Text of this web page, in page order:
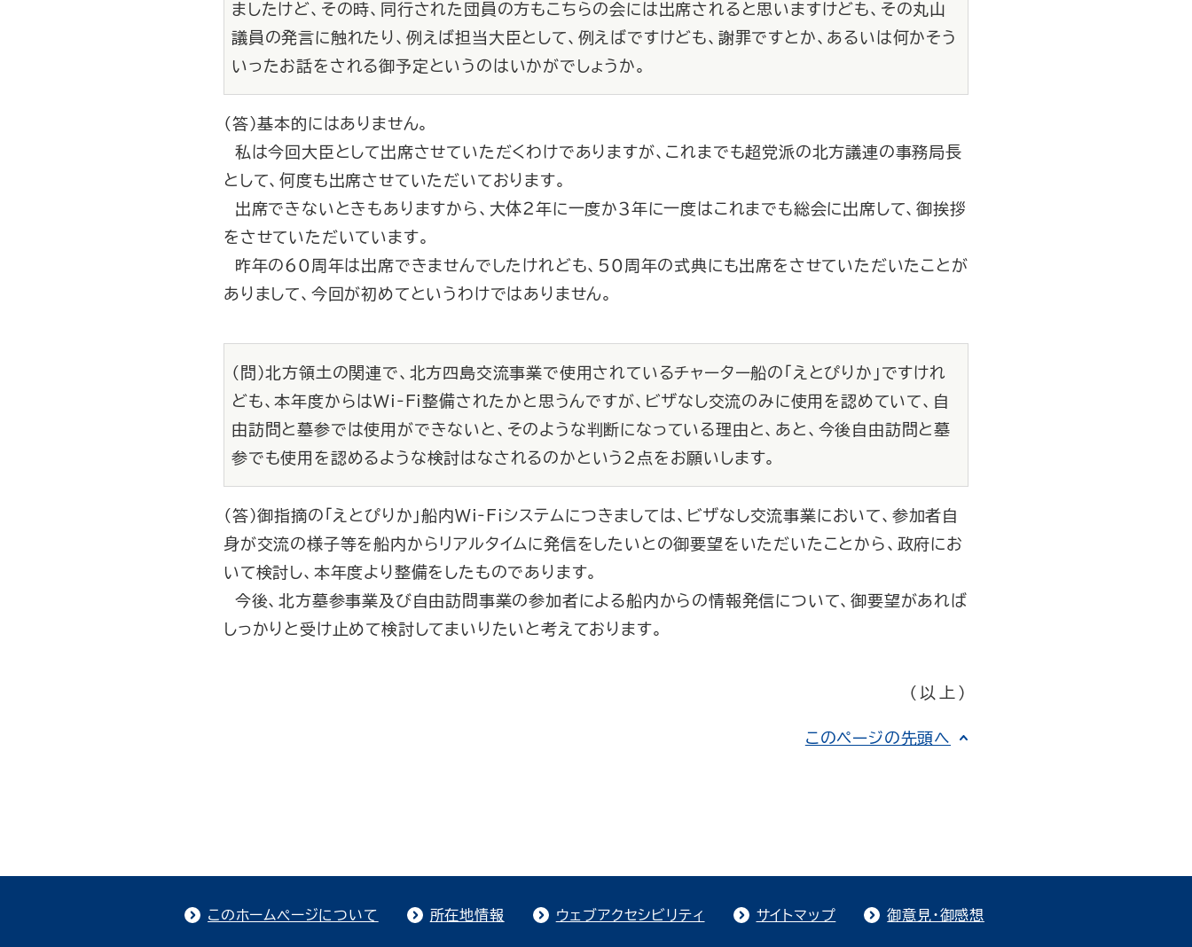
ましたけど、その時、同行された団員の方もこちらの会には出席されると思いますけども、その丸山
議員の発言に触れたり、例えば担当大臣として、例えばですけども、謝罪ですとか、あるいは何かそう
いったお話をされる御予定というのはいかがでしょうか。
（答）基本的にはありません。
私は今回大臣として出席させていただくわけでありますが、これまでも超党派の北方議連の事務局長
として、何度も出席させていただいております。
出席できないときもありますから、大体２年に一度か３年に一度はこれまでも総会に出席して、御挨拶
をさせていただいています。
昨年の60周年は出席できませんでしたけれども、50周年の式典にも出席をさせていただいたことが
ありまして、今回が初めてというわけではありません。
（問）北方領土の関連で、北方四島交流事業で使用されているチャーター船の「えとぴりか」ですけれ
ども、本年度からはWi‐Fi整備されたかと思うんですが、ビザなし交流のみに使用を認めていて、自
由訪問と墓参では使用ができないと、そのような判断になっている理由と、あと、今後自由訪問と墓
参でも使用を認めるような検討はなされるのかという２点をお願いします。
（答）御指摘の「えとぴりか」船内Wi‐Fiシステムにつきましては、ビザなし交流事業において、参加者自
身が交流の様子等を船内からリアルタイムに発信をしたいとの御要望をいただいたことから、政府にお
いて検討し、本年度より整備をしたものであります。
今後、北方墓参事業及び自由訪問事業の参加者による船内からの情報発信について、御要望があれば
しっかりと受け止めて検討してまいりたいと考えております。
（以上）
このページの先頭へ
このホームページについて 所在地情報 ウェブアクセシビリティ サイトマップ 御意見・御感想